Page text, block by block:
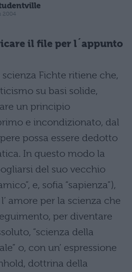
2004
il file per l´appunto
Fichte ritiene che,
su basi solide,
un principio
e incondizionato, dal
possa essere dedotto
In questo modo la
del suo vecchio
e, sofia “sapienza”),
amore per la scienza che
per diventare
“scienza della
o, con un’ espressione
dottrina della